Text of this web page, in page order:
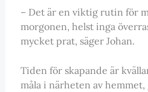
– Det är en viktig rutin för
morgonen, helst inga
mycket prat, säger Johan.
Tiden för skapande är
måla i närheten av